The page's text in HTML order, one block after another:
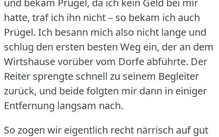
hatte, traf ich ihn nicht – so bekam ich auch
Prügel. Ich besann mich also nicht lange und
schlug den ersten besten Weg ein, der an dem
Wirtshause vorüber vom Dorfe abführte. Der
Reiter sprengte schnell zu seinem Begleiter
zurück, und beide folgten mir dann in einiger
Entfernung langsam nach.
So zogen wir eigentlich recht närrisch auf gut